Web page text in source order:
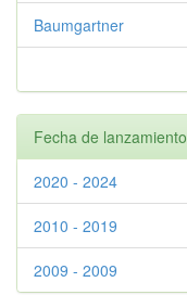
Baumgartner
Fecha de lanzamiento
2020 - 2024
2010 - 2019
2009 - 2009